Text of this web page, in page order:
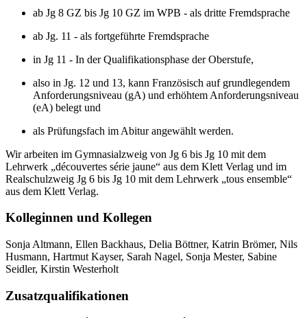
ab Jg 8 GZ bis Jg 10 GZ im WPB - als dritte Fremdsprache
ab Jg. 11 - als fortgeführte Fremdsprache
in Jg 11 - In der Qualifikationsphase der Oberstufe,
also in Jg. 12 und 13, kann Französisch auf grundlegendem
Anforderungsniveau (gA) und erhöhtem Anforderungsniveau
(eA) belegt und
als Prüfungsfach im Abitur angewählt werden.
Wir arbeiten im Gymnasialzweig von Jg 6 bis Jg 10 mit dem
Lehrwerk „découvertes série jaune“ aus dem Klett Verlag und im
Realschulzweig Jg 6 bis Jg 10 mit dem Lehrwerk „tous ensemble“
aus dem Klett Verlag.
Kolleginnen und Kollegen
Sonja Altmann, Ellen Backhaus, Delia Böttner, Katrin Brömer, Nils
Husmann, Hartmut Kayser, Sarah Nagel, Sonja Mester, Sabine
Seidler, Kirstin Westerholt
Zusatzqualifikationen